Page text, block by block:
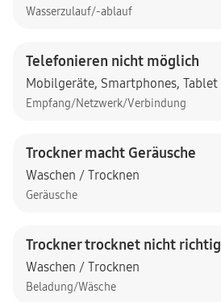
Wasserzulauf/-ablauf
Telefonieren nicht möglich
Mobilgeräte, Smartphones, Tablet
Empfang/Netzwerk/Verbindung
Trockner macht Geräusche
Waschen / Trocknen
Geräusche
Trockner trocknet nicht richtig
Waschen / Trocknen
Beladung/Wäsche